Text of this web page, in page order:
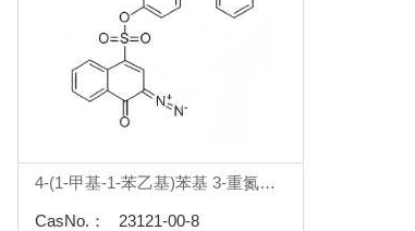
4-(1-甲基-1-苯乙基)苯基 3-重氮基-3,4-二氢-4-氧代-1-萘磺酸
CasNo.： 23121-00-8